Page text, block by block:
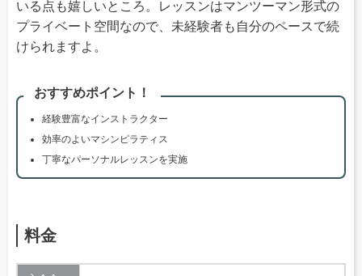
いる点も嬉しいところ。レッスンはマンツーマン形式の
プライベート空間なので、未経験者も自分のペースで続
けられますよ。
おすすめポイント！
経験豊富なインストラクター
効率のよいマシンピラティス
丁寧なパーソナルレッスンを実施
料金